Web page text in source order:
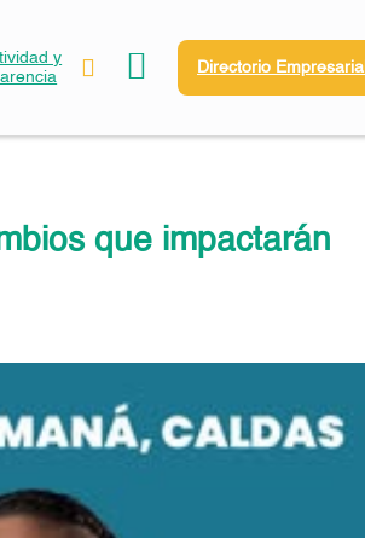
y
Directorio Empresarial
que impactarán